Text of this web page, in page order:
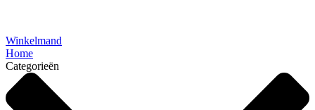
Winkelmand
Home
Categorieën